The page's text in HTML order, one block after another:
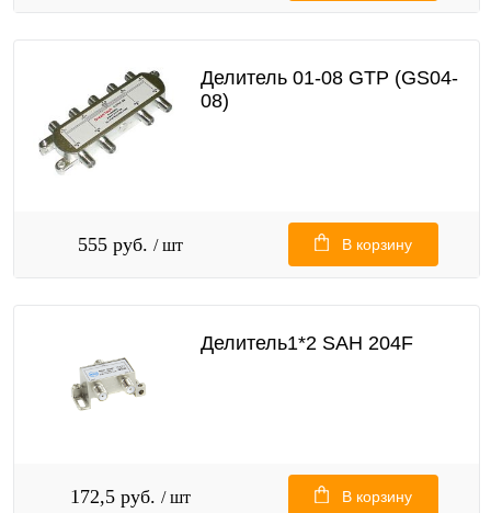
Делитель 01-08 GTP (GS04-
08)
555 руб. / шт В корзину
Делитель1*2 SAH 204F
172,5 руб. / шт В корзину